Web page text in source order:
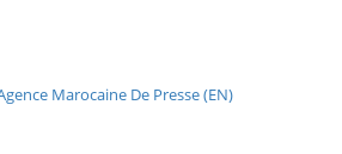
Marocaine De Presse (EN)